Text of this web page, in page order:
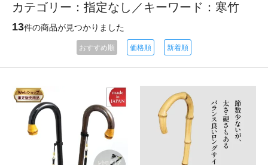
カテゴリー：指定なし／キーワード：寒竹
13件の商品が見つかりました
おすすめ順 価格順 新着順